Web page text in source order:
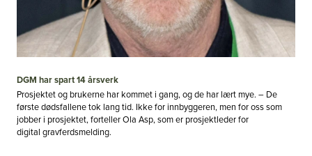
DGM har spart 14 årsverk
Prosjektet og brukerne har kommet i gang, og de har lært mye. – De
første dødsfallene tok lang tid. Ikke for innbyggeren, men for oss som
jobber i prosjektet, forteller Ola Asp, som er prosjektleder for
digital gravferdsmelding.